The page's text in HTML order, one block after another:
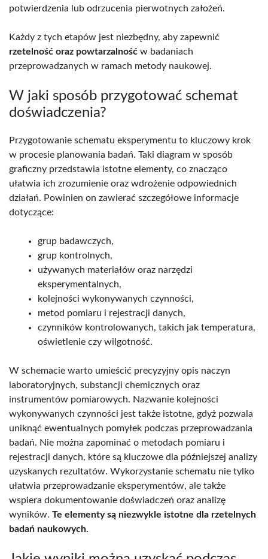
potwierdzenia lub odrzucenia pierwotnych założeń.
Każdy z tych etapów jest niezbędny, aby zapewnić
rzetelność oraz powtarzalność w badaniach
przeprowadzanych w ramach metody naukowej.
W jaki sposób przygotować schemat
doświadczenia?
Przygotowanie schematu eksperymentu to kluczowy krok
w procesie planowania badań. Taki diagram w sposób
graficzny przedstawia istotne elementy, co znacząco
ułatwia ich zrozumienie oraz wdrożenie odpowiednich
działań. Powinien on zawierać szczegółowe informacje
dotyczące:
grup badawczych,
grup kontrolnych,
używanych materiałów oraz narzędzi
eksperymentalnych,
kolejności wykonywanych czynności,
metod pomiaru i rejestracji danych,
czynników kontrolowanych, takich jak temperatura,
oświetlenie czy wilgotność.
W schemacie warto umieścić precyzyjny opis naczyn
laboratoryjnych, substancji chemicznych oraz
instrumentów pomiarowych. Nazwanie kolejności
wykonywanych czynności jest także istotne, gdyż pozwala
uniknąć ewentualnych pomyłek podczas przeprowadzania
badań. Nie można zapominać o metodach pomiaru i
rejestracji danych, które są kluczowe dla późniejszej analizy
uzyskanych rezultatów. Wykorzystanie schematu nie tylko
ułatwia przeprowadzanie eksperymentów, ale także
wspiera dokumentowanie doświadczeń oraz analizę
wyników. Te elementy są niezwykle istotne dla rzetelnych
badań naukowych.